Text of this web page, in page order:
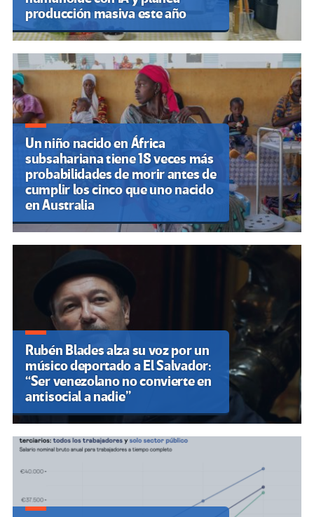
producción masiva este año
Un niño nacido en África
subsahariana tiene 18 veces más
probabilidades de morir antes de
cumplir los cinco que uno nacido
en Australia
Rubén Blades alza su voz por un
músico deportado a El Salvador:
“Ser venezolano no convierte en
antisocial a nadie”